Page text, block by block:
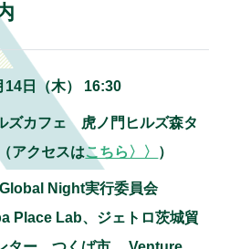
14日（木） 16:30
ズカフェ 虎ノ門ヒルズ森タ
（アクセスはこちら〉〉 ）
Night実行委員会
Place Lab、ジェトロ茨城貿